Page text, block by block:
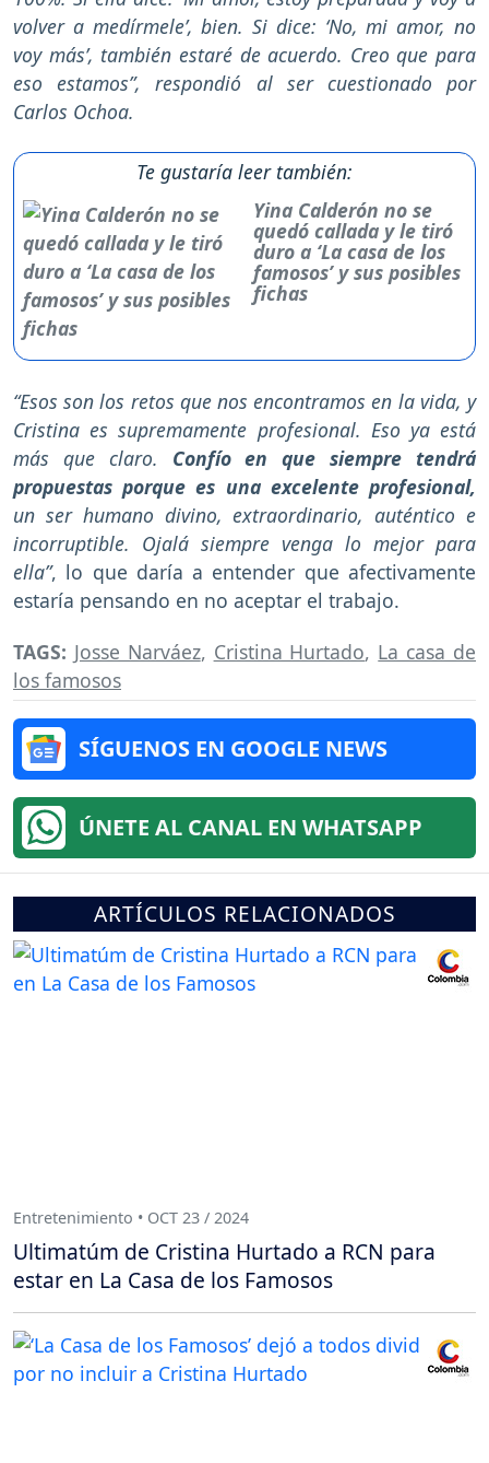
volver a medírmele’, bien. Si dice: ‘No, mi amor, no
voy más’, también estaré de acuerdo. Creo que para
eso estamos”, respondió al ser cuestionado por
Carlos Ochoa.
Te gustaría leer también:
Yina Calderón no se
quedó callada y le tiró
duro a ‘La casa de los
famosos’ y sus posibles
fichas
“Esos son los retos que nos encontramos en la vida, y
Cristina es supremamente profesional. Eso ya está
más que claro. Confío en que siempre tendrá
propuestas porque es una excelente profesional,
un ser humano divino, extraordinario, auténtico e
incorruptible. Ojalá siempre venga lo mejor para
ella”, lo que daría a entender que afectivamente
estaría pensando en no aceptar el trabajo.
TAGS: Josse Narváez, Cristina Hurtado, La casa de
los famosos
SÍGUENOS EN GOOGLE NEWS
ÚNETE AL CANAL EN WHATSAPP
ARTÍCULOS RELACIONADOS
Entretenimiento • OCT 23 / 2024
Ultimatúm de Cristina Hurtado a RCN para
estar en La Casa de los Famosos